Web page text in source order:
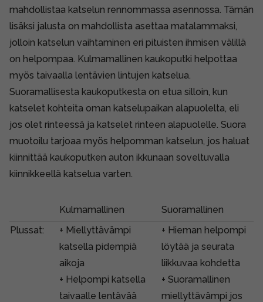
mahdollistaa katselun rennommassa asennossa. Tämän
lisäksi jalusta on mahdollista asettaa matalammaksi,
jolloin katselun vaihtaminen eri pituisten ihmisen välillä
on helpompaa. Kulmamallinen kaukoputki helpottaa
myös taivaalla lentävien lintujen katselua.
Suoramallisesta kaukoputkesta on etua silloin, kun
katselet kohteita oman katselupaikan alapuolelta, eli
jos olet rinteessä ja katselet rinteen alapuolelle. Suora
muotoilu tarjoaa myös helpomman katselun, jos haluat
kiinnittää kaukoputken auton ikkunaan soveltuvalla
kiinnikkeellä katselua varten.
Kulmamallinen
Suoramallinen
Plussat:
+ Miellyttävämpi
katsella pidempiä
aikoja
+ Helpompi katsella
taivaalle lentävää
+ Hieman helpompi
löytää ja seurata
liikkuvaa kohdetta
+ Suoramallinen
miellyttävämpi jos